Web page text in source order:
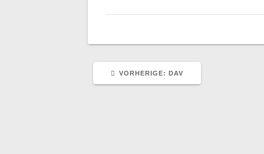
VORHERIGE: VORHERIGER
DAV